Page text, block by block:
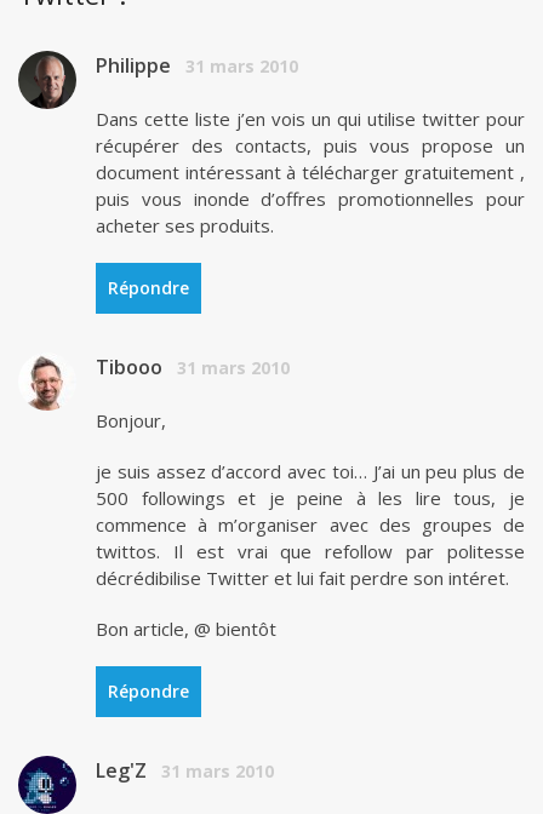
Philippe 31 mars 2010
Dans cette liste j’en vois un qui utilise twitter pour
récupérer des contacts, puis vous propose un
document intéressant à télécharger gratuitement ,
puis vous inonde d’offres promotionnelles pour
acheter ses produits.
Répondre
Tibooo 31 mars 2010
Bonjour,
je suis assez d’accord avec toi… J’ai un peu plus de
500 followings et je peine à les lire tous, je
commence à m’organiser avec des groupes de
twittos. Il est vrai que refollow par politesse
décrédibilise Twitter et lui fait perdre son intéret.
Bon article, @ bientôt
Répondre
Leg'Z 31 mars 2010